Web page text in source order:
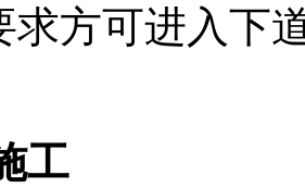
求方可进入下
工